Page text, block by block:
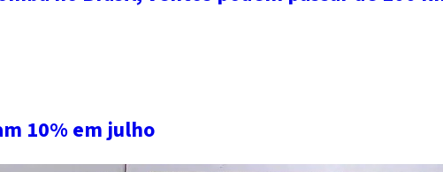
10% em julho